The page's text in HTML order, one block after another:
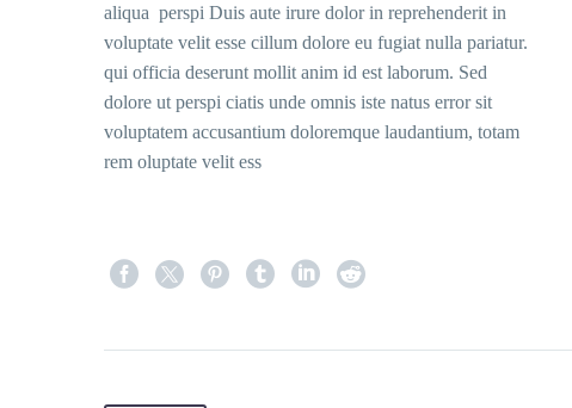
aliqua perspi Duis aute irure dolor in reprehenderit in
voluptate velit esse cillum dolore eu fugiat nulla pariatur.
qui officia deserunt mollit anim id est laborum. Sed
dolore ut perspi ciatis unde omnis iste natus error sit
voluptatem accusantium doloremque laudantium, totam
rem oluptate velit ess